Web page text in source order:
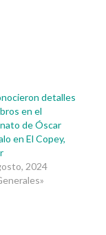
detalles
en el
de Óscar
en El Copey,
2024